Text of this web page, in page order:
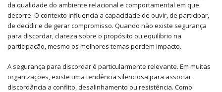
da qualidade do ambiente relacional e comportamental em que
decorre. O contexto influencia a capacidade de ouvir, de participar,
de decidir e de gerar compromisso. Quando não existe segurança
para discordar, clareza sobre o propósito ou equilíbrio na
participação, mesmo os melhores temas perdem impacto.
A segurança para discordar é particularmente relevante. Em muitas
organizações, existe uma tendência silenciosa para associar
discordância a conflito, desalinhamento ou resistência. Como